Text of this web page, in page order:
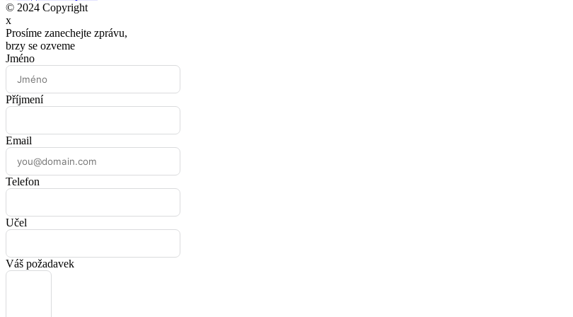
© 2024 Copyright
x
Prosíme zanechejte zprávu,
brzy se ozveme
Jméno
Příjmení
Email
Telefon
Učel
Váš požadavek